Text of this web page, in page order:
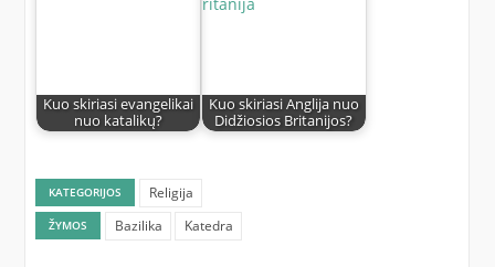
Kuo skiriasi evangelikai
nuo katalikų?
Kuo skiriasi Anglija nuo
Didžiosios Britanijos?
KATEGORIJOS Religija
ŽYMOS Bazilika Katedra